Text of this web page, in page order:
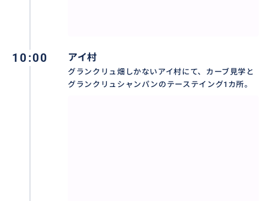
おすすめ
10:00 アイ村
グランクリュ畑しかないアイ村にて、カーブ見学と
グランクリュシャンパンのテーステイング1カ所。